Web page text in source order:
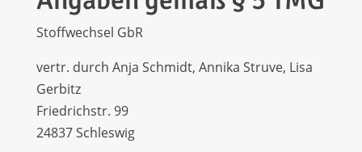
Stoffwechsel GbR
vertr. durch Anja Schmidt, Annika Struve, Lisa
Gerbitz
Friedrichstr. 99
24837 Schleswig